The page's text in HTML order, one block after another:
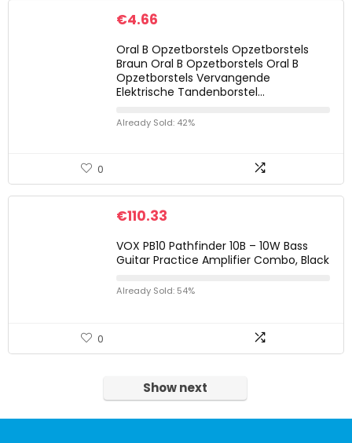
€4.66
Oral B Opzetborstels Opzetborstels
Braun Oral B Opzetborstels Oral B
Opzetborstels Vervangende
Elektrische Tandenborstel…
Already Sold: 42%
0
€110.33
VOX PB10 Pathfinder 10B – 10W Bass
Guitar Practice Amplifier Combo, Black
Already Sold: 54%
0
Show next